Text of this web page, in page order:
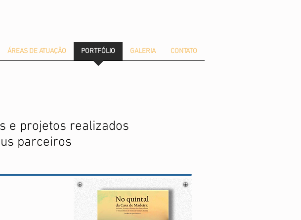
ÁREAS DE ATUAÇÃO PORTFÓLIO GALERIA CONTATO
e projetos realizados
parceiros